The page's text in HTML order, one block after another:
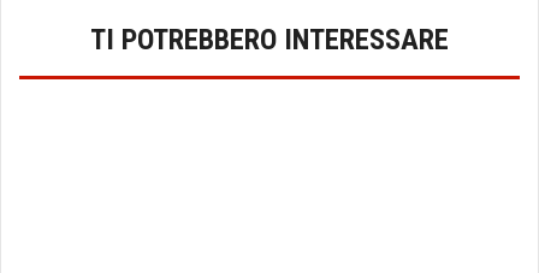
TI POTREBBERO INTERESSARE